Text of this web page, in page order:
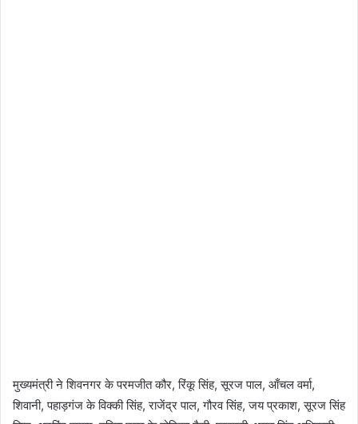
मुख्यमंत्री ने शिवनगर के परमजीत कौर, रिंकू सिंह, सूरज पाल, आँचल वर्मा,
शिवानी, पहाड़गंज के विक्की सिंह, राजेंद्र पाल, गौरव सिंह, जय प्रकाश, सूरज सिंह